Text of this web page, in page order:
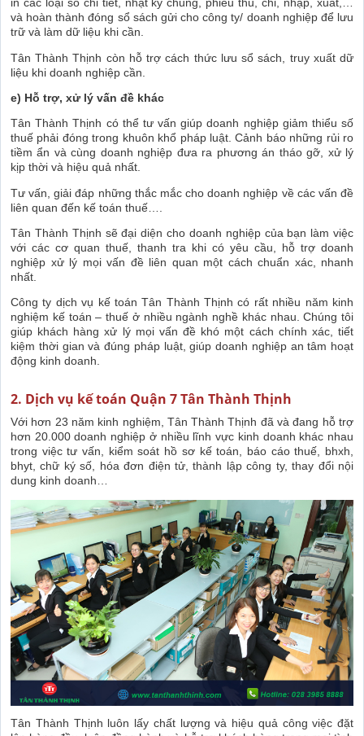
in các loại sổ chi tiết, nhật ký chung, phiếu thu, chi, nhập, xuất,…
và hoàn thành đóng sổ sách gửi cho công ty/ doanh nghiệp để lưu
trữ và làm dữ liệu khi cần.
Tân Thành Thịnh còn hỗ trợ cách thức lưu sổ sách, truy xuất dữ
liệu khi doanh nghiệp cần.
e) Hỗ trợ, xử lý vấn đề khác
Tân Thành Thịnh có thể tư vấn giúp doanh nghiệp giảm thiểu số
thuế phải đóng trong khuôn khổ pháp luật. Cảnh báo những rủi ro
tiềm ẩn và cùng doanh nghiệp đưa ra phương án tháo gỡ, xử lý
kịp thời và hiệu quả nhất.
Tư vấn, giải đáp những thắc mắc cho doanh nghiệp về các vấn đề
liên quan đến kế toán thuế….
Tân Thành Thịnh sẽ đại diện cho doanh nghiệp của bạn làm việc
với các cơ quan thuế, thanh tra khi có yêu cầu, hỗ trợ doanh
nghiệp xử lý mọi vấn đề liên quan một cách chuẩn xác, nhanh
nhất.
Công ty dịch vụ kế toán Tân Thành Thịnh có rất nhiều năm kinh
nghiệm kế toán – thuế ở nhiều ngành nghề khác nhau. Chúng tôi
giúp khách hàng xử lý mọi vấn đề khó một cách chính xác, tiết
kiệm thời gian và đúng pháp luật, giúp doanh nghiệp an tâm hoạt
động kinh doanh.
2. Dịch vụ kế toán Quận 7 Tân Thành Thịnh
Với hơn 23 năm kinh nghiệm, Tân Thành Thịnh đã và đang hỗ trợ
hơn 20.000 doanh nghiệp ở nhiều lĩnh vực kinh doanh khác nhau
trong việc tư vấn, kiểm soát hồ sơ kế toán, báo cáo thuế, bhxh,
bhyt, chữ ký số, hóa đơn điện tử, thành lập công ty, thay đổi nội
dung kinh doanh…
Tân Thành Thịnh luôn lấy chất lượng và hiệu quả công việc đặt